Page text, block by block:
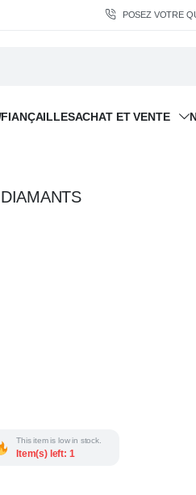
POSEZ VOTRE
ACHAT ET VENTE
This item is low in stock.
Item(s) left: 1